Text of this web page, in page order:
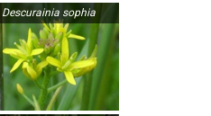
Descurainia sophia